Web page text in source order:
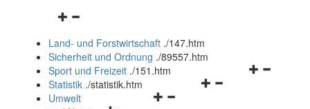
Navigationsmenü
und
schließen
Land- und Forstwirtschaft ./147.htm
Sicherheit und Ordnung ./89557.htm
Navigationsmenü
Sport und Freizeit ./151.htm
Navigationsmenü
Statistik ./statistik.htm
Umwelt